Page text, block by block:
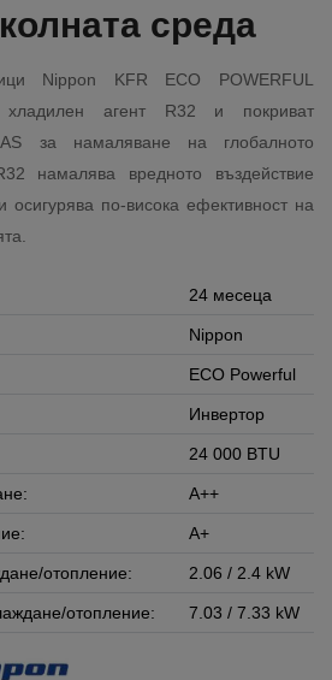
среда
Nippon KFR ECO POWERFUL
хладилен агент R32 и покриват
за намаляване на глобалното
намалява вредното въздействие
осигурява по-висока ефективност на
24 месеца
Nippon
ECO Powerful
Инвертор
24 000 BTU
A++
A+
отопление: 2.06 / 2.4 kW
отопление: 7.03 / 7.33 kW